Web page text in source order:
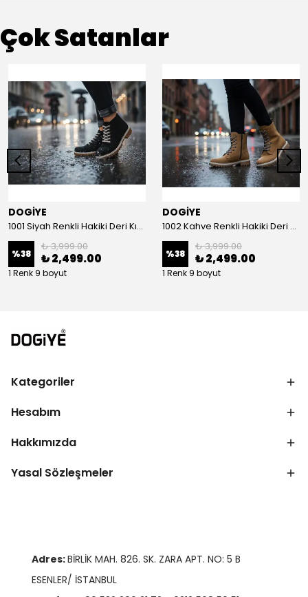
Çok Satanlar
DOGİYE
1001 Siyah Renkli Hakiki Deri Kışlık Bot
%38
₺ 3,999.00
₺ 2,499.00
1 Renk 9 boyut
DOGİYE
1002 Kahve Renkli Hakiki Deri Kışlık Bot
%38
₺ 3,999.00
₺ 2,499.00
1 Renk 9 boyut
Kategoriler
Hesabım
Hakkımızda
Yasal Sözleşmeler
Adres:BİRLİK MAH. 826. SK. ZARA APT. NO: 5 B
ESENLER/ İSTANBUL